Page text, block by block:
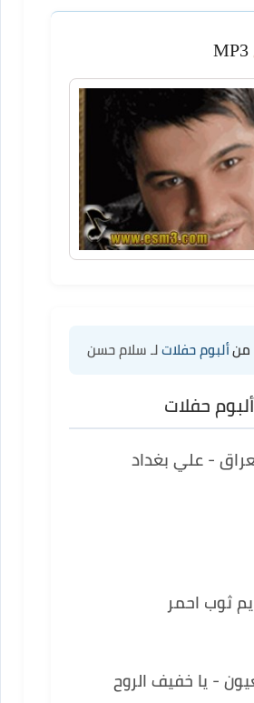
منألبوم حفلات لـ سلام حسن
حفلات
- علي بغداد
ثوب احمر
- يا خفيف الروح